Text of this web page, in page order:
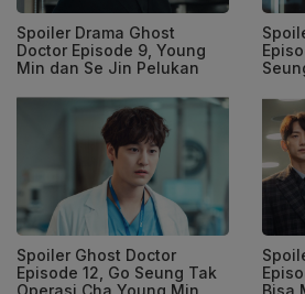
Spoiler Drama Ghost
Doctor Episode 9, Young
Min dan Se Jin Pelukan
Spoiler Ghost Doctor
Episode 12, Go Seung Tak
Operasi Cha Young Min
Bisa